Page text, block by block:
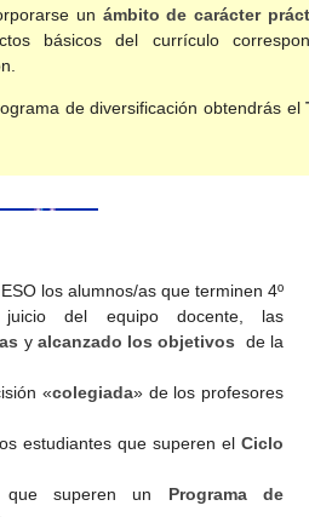
un ámbito de carácter
básicos del currículo
de diversificación obtendrás el
los alumnos/as que terminen 4º
del equipo docente, las
yalcanzado los objetivos de la
«colegiada» de los profesores
estudiantes que superen elCiclo
superen un Programa de